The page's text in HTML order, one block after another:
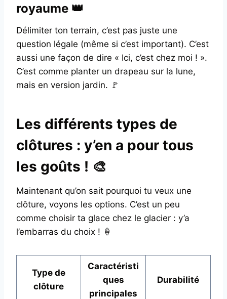
royaume 👑
Délimiter ton terrain, c’est pas juste une
question légale (même si c’est important). C’est
aussi une façon de dire « Ici, c’est chez moi ! ».
C’est comme planter un drapeau sur la lune,
mais en version jardin. 🚩
Les différents types de
clôtures : y’en a pour tous
les goûts ! 🎨
Maintenant qu’on sait pourquoi tu veux une
clôture, voyons les options. C’est un peu
comme choisir ta glace chez le glacier : y’a
l’embarras du choix ! 🍦
Type de
clôture
Caractéristi
ques
principales
Durabilité